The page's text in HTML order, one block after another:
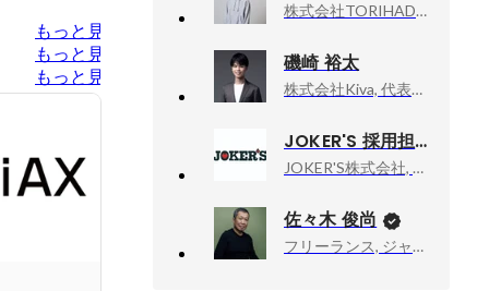
もっと見る
もっと見る
もっと見る
株式会社TORIHADA, 人事
磯崎 裕太
株式会社Kiva, 代表取締役社長
JOKER'S 採用担当
JOKER'S株式会社, 採用担当
佐々木 俊尚
フリーランス, ジャーナリスト・作家